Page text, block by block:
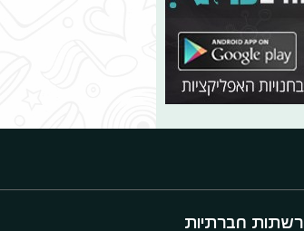
רשתות חברתיות